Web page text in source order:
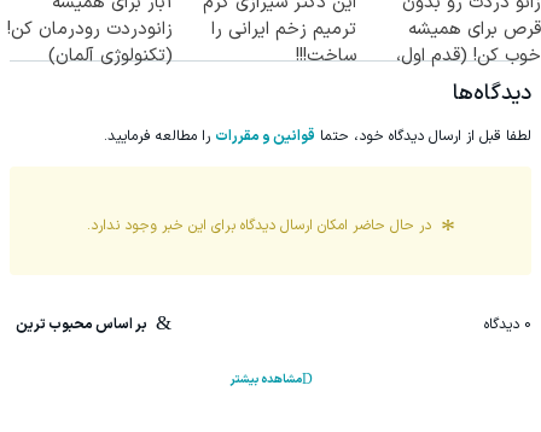
قرص برای همیشه
خوب کن! (قدم اول،
پرسش‌نامه)
ترمیم زخم ایرانی را
ساخت!!!
زانودردت رودرمان کن!
(تکنولوژی آلمان)
دیدگاه‌ها
لطفا قبل از ارسال دیدگاه خود، حتما قوانین و مقررات را مطالعه فرمایید.
در حال حاضر امکان ارسال دیدگاه برای این خبر وجود ندارد.
0 دیدگاه بر اساس محبوب ترین
مشاهده بیشتر